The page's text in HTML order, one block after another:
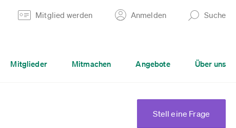
Mitglied werden Anmelden Suche
Mitglieder Mitmachen Angebote Über uns
Stell eine Frage